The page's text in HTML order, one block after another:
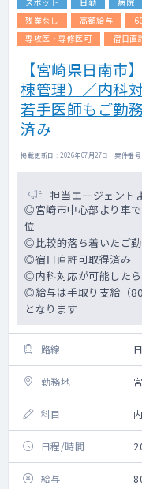
残業なし
高額給与
専攻医・専修医可
宿日直
【宮崎県日南市
棟管理）／内科
若手医師もご勤
済み
掲載更新日 : 2026年07月27日 案件番
担当エージェント
◎宮崎市中心部より車
位
◎比較的落ち着いたご
◎宿日直許可取得済み
◎内科対応が可能した
◎給与は手取り支給（
となります
路線
勤務地
科目
日程/時間
給与